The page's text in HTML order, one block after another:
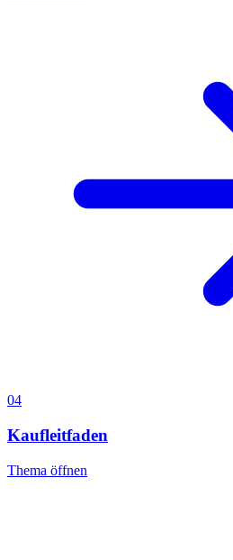
04
Kaufleitfaden
Thema öffnen